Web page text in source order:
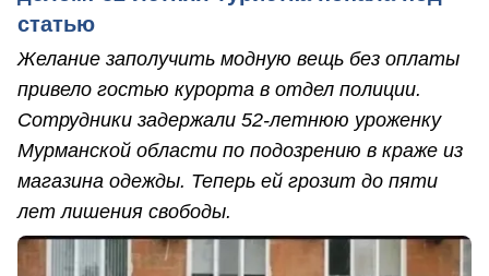
статью
Желание заполучить модную вещь без оплаты
привело гостью курорта в отдел полиции.
Сотрудники задержали 52-летнюю уроженку
Мурманской области по подозрению в краже из
магазина одежды. Теперь ей грозит до пяти
лет лишения свободы.